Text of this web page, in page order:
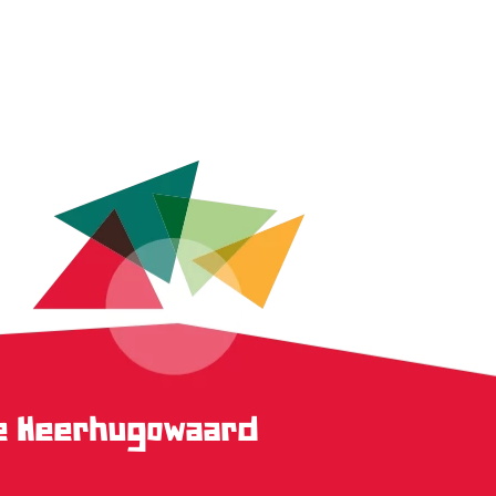
Heerhugowaard